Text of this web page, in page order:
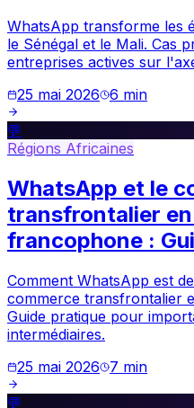
WhatsApp transforme les
le Sénégal et le Mali. Cas
entreprises actives sur
25 mai 2026 6 min
💬
Régions Africaines
WhatsApp et le
transfrontalier
francophone :
Comment WhatsApp est
commerce transfrontalier
Guide pratique pour
intermédiaires.
25 mai 2026
7 min
💬